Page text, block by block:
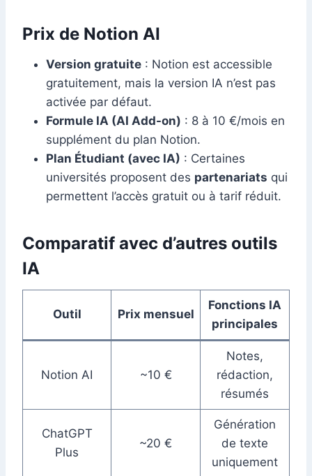
Prix de Notion AI
Version gratuite : Notion est accessible
gratuitement, mais la version IA n’est pas
activée par défaut.
Formule IA (AI Add-on) : 8 à 10 €/mois en
supplément du plan Notion.
Plan Étudiant (avec IA) : Certaines
universités proposent des partenariats qui
permettent l’accès gratuit ou à tarif réduit.
Comparatif avec d’autres outils
IA
Outil Prix mensuel
Fonctions IA
principales
Notion AI ~10 €
Notes,
rédaction,
résumés
ChatGPT
Plus
~20 €
Génération
de texte
uniquement